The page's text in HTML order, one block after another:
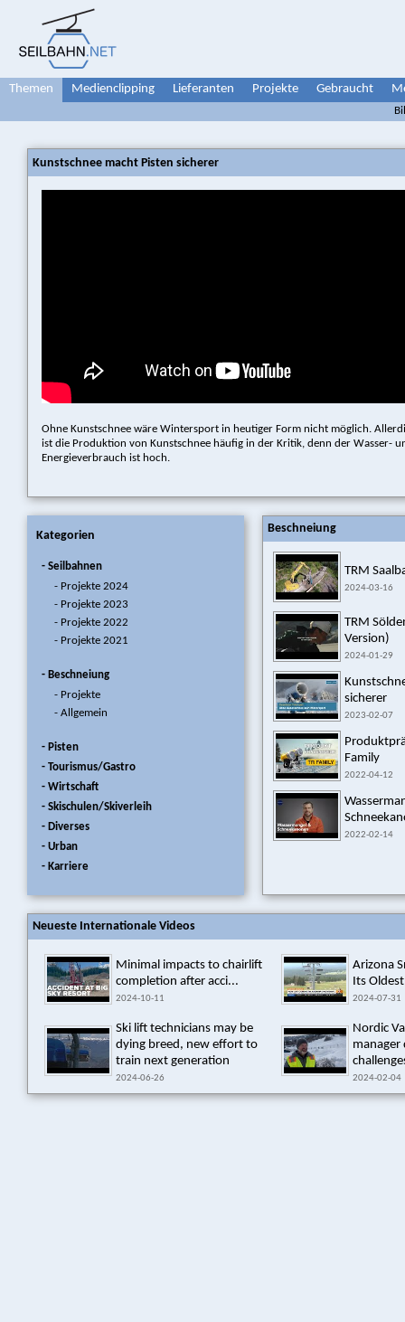
Themen Medienclipping Lieferanten Projekte Gebraucht
Kunstschnee macht Pisten sicherer
Ohne Kunstschnee wäre Wintersport in heutiger Form nicht möglich.
ist die Produktion von Kunstschnee häufig in der Kritik, denn der Wasser-
Energieverbrauch ist hoch.
Kategorien
- Seilbahnen
- Projekte 2024
- Projekte 2023
- Projekte 2022
- Projekte 2021
- Beschneiung
- Projekte
- Allgemein
- Pisten
- Tourismus/Gastro
- Wirtschaft
- Skischulen/Skiverleih
- Diverses
- Urban
- Karriere
Beschneiung
TRM
2024-03-16
TRM
Version)
2024-01-29
sicherer
2023-02-07
Family
2022-04-12
2022-02-14
Neueste Internationale Videos
Minimal impacts to chairlift
completion after acci...
2024-10-11
Arizona
Its
2024-07-31
Ski lift technicians may be
dying breed, new effort to
train next generation
2024-06-26
Nordic
manager
2024-02-04